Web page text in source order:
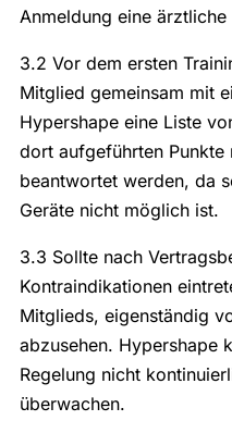
Anmeldung eine
3.2 Vor dem ersten
Mitglied gemeinsam mit
Hypershape eine Liste
dort aufgeführten Punkte
beantwortet werden, da
Geräte nicht möglich ist.
3.3 Sollte nach
Kontraindikationen
Mitglieds, eigenständig
abzusehen. Hypershape
Regelung nicht
überwachen.